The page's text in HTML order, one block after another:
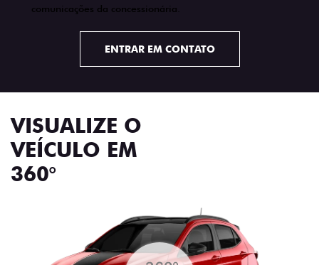
comunicações da concessionária.
ENTRAR EM CONTATO
VISUALIZE O
VEÍCULO EM
360°